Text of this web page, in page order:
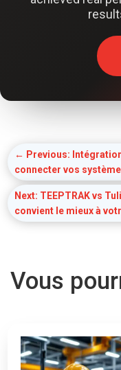
← Previous: Intégration
connecter vos
Next: TEEPTRAK vs
convient le mieux à
Vous